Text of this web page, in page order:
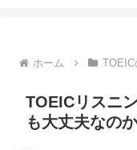
ホーム TOEIC
TOEICリスニ
も大丈夫なの